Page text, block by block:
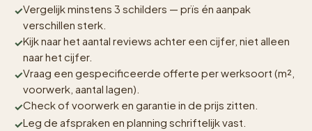
Vergelijk minstens 3 schilders — prïs én aanpak
verschillen sterk.
Kijk naar het aantal reviews achter een cijfer, niet alleen
naar het cijfer.
Vraag een gespecificeerde offerte per werksoort (m²,
voorwerk, aantal lagen).
Check of voorwerk en garantie in de prijs zitten.
Leg de afspraken en planning schriftelijk vast.